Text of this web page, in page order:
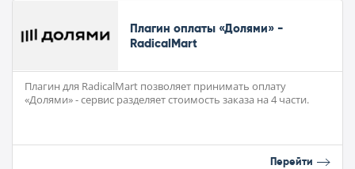
Плагин оплаты «Долями» -
RadicalMart
Плагин для RadicalMart позволяет принимать оплату
«Долями» - сервис разделяет стоимость заказа на 4 части.
Перейти